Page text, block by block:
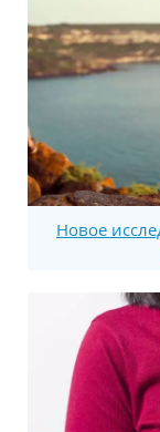
Новое